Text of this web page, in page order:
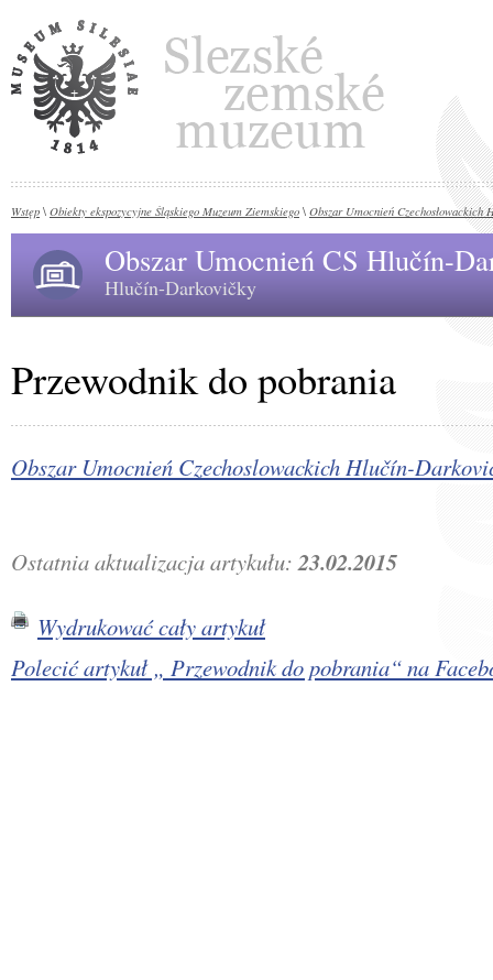
Wstęp \ Obiekty ekspozycyjne Śląskiego Muzeum Ziemskiego \ Obszar Umocnień
Obszar Umocnień CS Hlučín-
Hlučín-Darkovičky
Przewodnik do pobrania
Obszar Umocnień Czechoslowackich Hlučín-
Ostatnia aktualizacja artykułu:23.02.2015
Wydrukować cały artykuł
Polecić artykuł „ Przewodnik do pobrania“ na